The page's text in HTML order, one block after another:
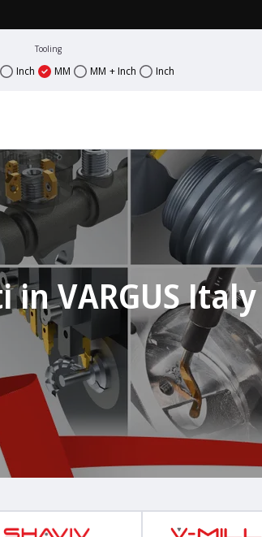
Inch
Tooling
MM MM + Inch Inch
VARGUS Italy